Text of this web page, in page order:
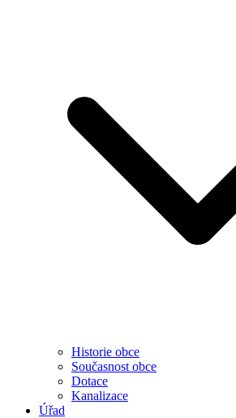
Historie obce
Současnost obce
Dotace
Kanalizace
Úřad